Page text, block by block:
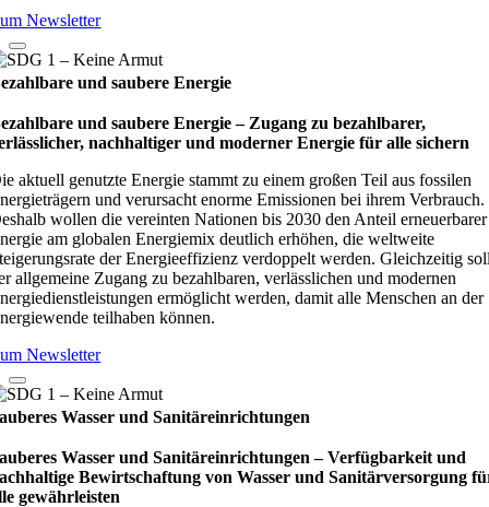
Newsletter
und saubere Energie
und saubere Energie – Zugang zu bezahlbarer,
nachhaltiger und moderner Energie für alle sichern
aktuell genutzte Energie stammt zu einem großen Teil aus fossilen
und verursacht enorme Emissionen bei ihrem Verbrauch.
wollen die vereinten Nationen bis 2030 den Anteil erneuerbarer
am globalen Energiemix deutlich erhöhen, die weltweite
der Energieeffizienz verdoppelt werden. Gleichzeitig
allgemeine Zugang zu bezahlbaren, verlässlichen und modernen
ermöglicht werden, damit alle Menschen an der
teilhaben können.
Newsletter
Wasser und Sanitäreinrichtungen
Wasser und Sanitäreinrichtungen – Verfügbarkeit und
Bewirtschaftung von Wasser und Sanitärversorgung
gewährleisten